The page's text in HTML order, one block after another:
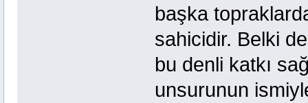
başka
sahicidir. Belki
bu denli katkı
unsurunun